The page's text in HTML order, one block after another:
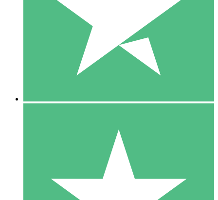
1 Téléchargement
10 00
10 Téléchargements
20 00